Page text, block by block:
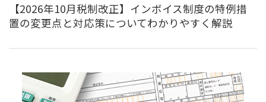
【2026年10月税制改正】インボイス制度の特例措
置の変更点と対応策についてわかりやすく解説